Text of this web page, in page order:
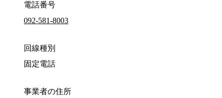
電話番号
092-581-8003
回線種別
固定電話
事業者の住所